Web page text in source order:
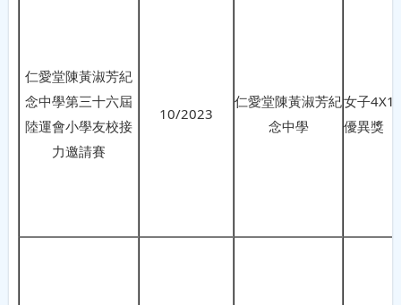
仁愛堂陳黃淑芳紀
念中學第三十六屆
陸運會小學友校接
力邀請賽
10/2023
仁愛堂陳黃淑芳紀
念中學
女子
優異獎